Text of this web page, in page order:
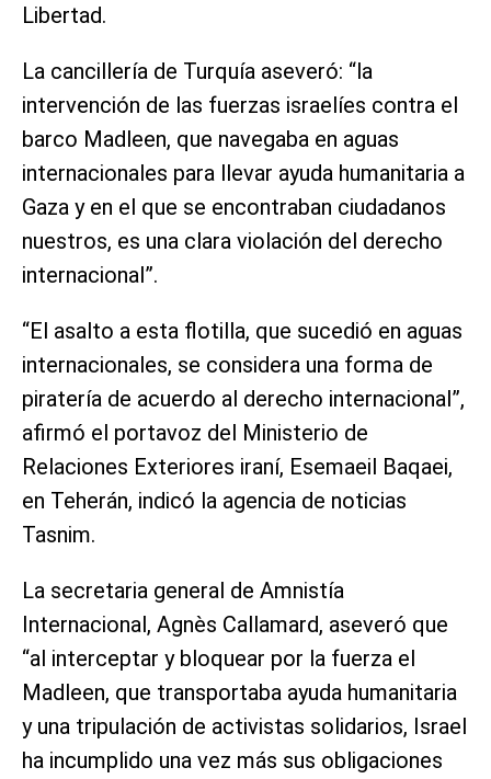
Libertad.
La cancillería de Turquía aseveró: “la
intervención de las fuerzas israelíes contra el
barco Madleen, que navegaba en aguas
internacionales para llevar ayuda humanitaria a
Gaza y en el que se encontraban ciudadanos
nuestros, es una clara violación del derecho
internacional”.
“El asalto a esta flotilla, que sucedió en aguas
internacionales, se considera una forma de
piratería de acuerdo al derecho internacional”,
afirmó el portavoz del Ministerio de
Relaciones Exteriores iraní, Esemaeil Baqaei,
en Teherán, indicó la agencia de noticias
Tasnim.
La secretaria general de Amnistía
Internacional, Agnès Callamard, aseveró que
“al interceptar y bloquear por la fuerza el
Madleen, que transportaba ayuda humanitaria
y una tripulación de activistas solidarios, Israel
ha incumplido una vez más sus obligaciones